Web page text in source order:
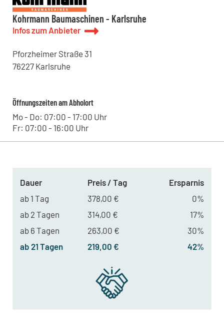
Kohrmann Baumaschinen - Karlsruhe
Infos zum Anbieter
Pforzheimer Straße 31
76227 Karlsruhe
Öffnungszeiten am Abholort
Mo - Do: 07:00 - 17:00 Uhr
Fr: 07:00 - 16:00 Uhr
Dauer Preis / Tag
Ersparnis
ab 1 Tag
378,00 €
0%
ab 2 Tagen
314,00 €
17%
ab 6 Tagen
263,00 €
30%
ab 21 Tagen
219,00 € 42%